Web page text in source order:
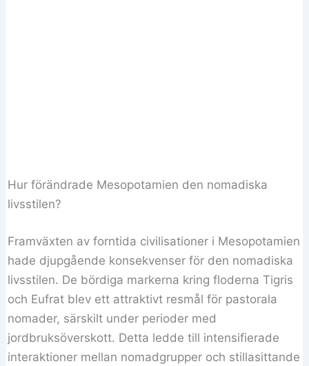
Hur förändrade Mesopotamien den nomadiska
livsstilen?
Framväxten av forntida civilisationer i Mesopotamien
hade djupgående konsekvenser för den nomadiska
livsstilen. De bördiga markerna kring floderna Tigris
och Eufrat blev ett attraktivt resmål för pastorala
nomader, särskilt under perioder med
jordbruksöverskott. Detta ledde till intensifierade
interaktioner mellan nomadgrupper och stillasittande